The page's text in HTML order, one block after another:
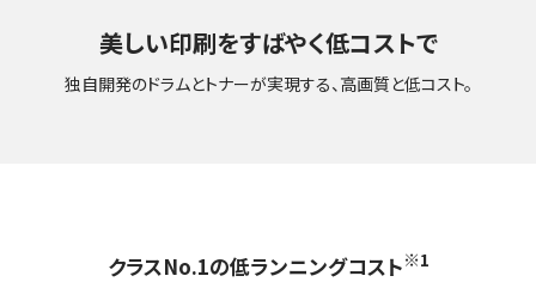
美しい印刷をすばやく低コストで
独自開発のドラムとトナーが実現する、高画質と低コスト。
クラスNo.1の低ランニングコスト※1